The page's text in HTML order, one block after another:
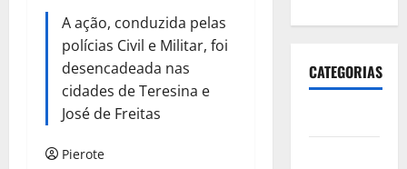
A ação, conduzida pelas
polícias Civil e Militar, foi
desencadeada nas
cidades de Teresina e
José de Freitas
Pierote
CATEGORIAS